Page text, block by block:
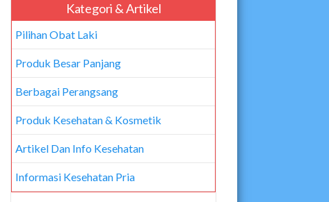
Kategori & Artikel
Pilihan Obat Laki
Produk Besar Panjang
Berbagai Perangsang
Produk Kesehatan & Kosmetik
Artikel Dan Info Kesehatan
Informasi Kesehatan Pria